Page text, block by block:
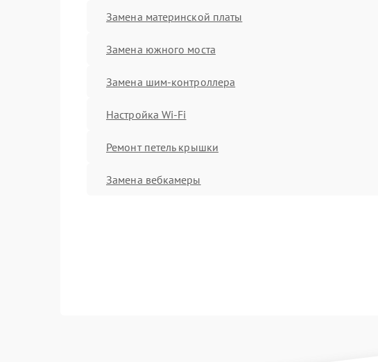
Замена материнской платы
Замена южного моста
Замена шим-контроллера
Настройка Wi-Fi
Ремонт петель крышки
Замена вебкамеры